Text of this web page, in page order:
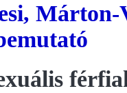
Márton-